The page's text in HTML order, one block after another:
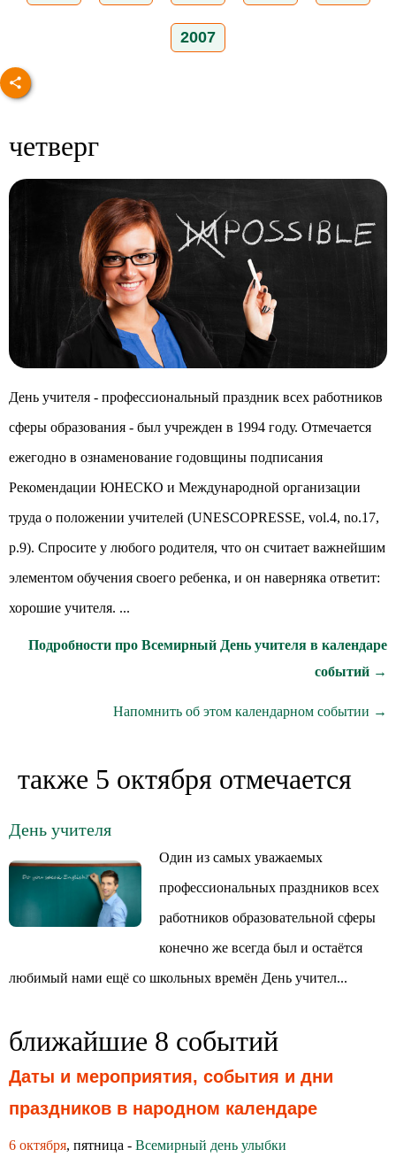
2007
четверг
День учителя - профессиональный праздник всех работников
сферы образования - был учрежден в 1994 году. Отмечается
ежегодно в ознаменование годовщины подписания
Рекомендации ЮНЕСКО и Международной организации
труда о положении учителей (UNESCOPRESSE, vol.4, no.17,
p.9). Спросите у любого родителя, что он считает важнейшим
элементом обучения своего ребенка, и он наверняка ответит:
хорошие учителя. ...
Подробности про Всемирный День учителя в календаре
событий →
Напомнить об этом календарном событии →
также 5 октября отмечается
День учителя
Один из самых уважаемых
профессиональных праздников всех
работников образовательной сферы
конечно же всегда был и остаётся
любимый нами ещё со школьных времён День учител...
ближайшие 8 событий
Даты и мероприятия, события и дни
праздников в народном календаре
6 октября, пятница - Всемирный день улыбки